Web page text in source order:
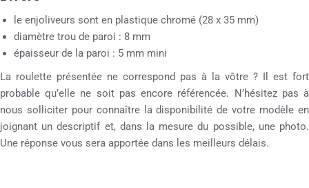
le enjoliveurs sont en plastique chromé (28 x 35 mm)
diamètre trou de paroi : 8 mm
épaisseur de la paroi : 5 mm mini
La roulette présentée ne correspond pas à la vôtre ? Il est fort
probable qu’elle ne soit pas encore référencée. N’hésitez pas à
nous solliciter pour connaître la disponibilité de votre modèle en
joignant un descriptif et, dans la mesure du possible, une photo.
Une réponse vous sera apportée dans les meilleurs délais.